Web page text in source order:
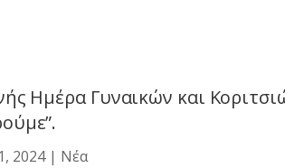
Ημέρα Γυναικών και
2024| Νέα